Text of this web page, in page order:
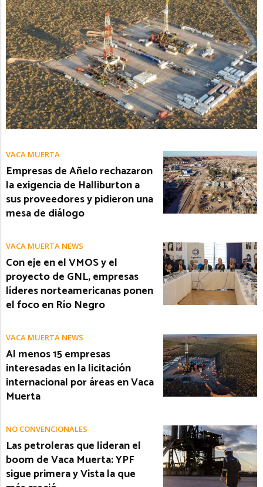
VACA MUERTA
Empresas de Añelo rechazaron
la exigencia de Halliburton a
sus proveedores y pidieron una
mesa de diálogo
VACA MUERTA NEWS
Con eje en el VMOS y el
proyecto de GNL, empresas
líderes norteamericanas ponen
el foco en Río Negro
VACA MUERTA NEWS
Al menos 15 empresas
interesadas en la licitación
internacional por áreas en Vaca
Muerta
NO CONVENCIONALES
Las petroleras que lideran el
boom de Vaca Muerta: YPF
sigue primera y Vista la que